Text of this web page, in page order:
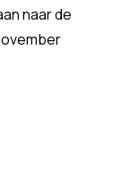
naar de